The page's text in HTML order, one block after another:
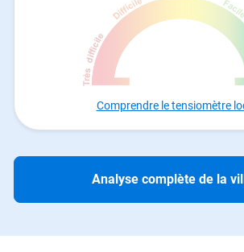
Comprendre le tensiomètre
Analyse complète de la